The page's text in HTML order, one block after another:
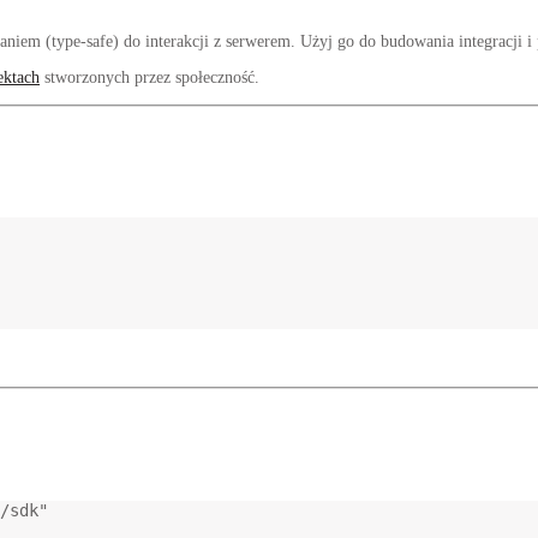
(type-safe) do interakcji z serwerem. Użyj go do budowania integracji
stworzonych przez społeczność.
sdk"